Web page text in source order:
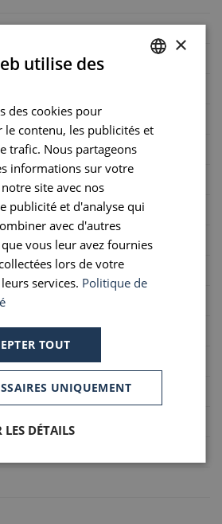
SPANISH
×
utilise des
des cookies pour
le contenu, les publicités et
trafic. Nous partageons
informations sur votre
site avec nos
publicité et d'analyse qui
avec d'autres
vous leur avez fournies
lors de votre
services. Politique de
TOUT
UNIQUEMENT
LES DÉTAILS